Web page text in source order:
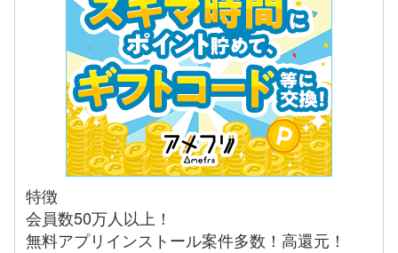
特徴
会員数50万人以上！
無料アプリインストール案件多数！高還元！